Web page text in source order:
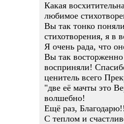
Какая
любимое
Вы так тонко
стихотворения, я в
Я очень рада, что
Вы так
восприняли!
ценитель всего
"две её мачты это
волшебно!
Ещё раз,
С теплом и